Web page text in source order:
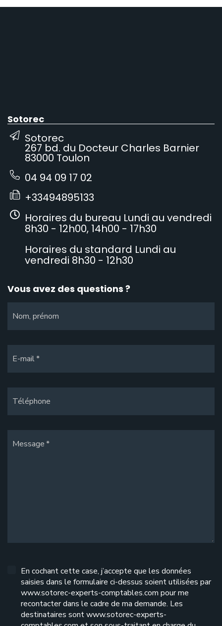
Sotorec
Sotorec
267 bd. du Docteur Charles Barnier
83000 Toulon
04 94 09 17 02
+33494895133
Horaires du bureau Lundi au vendredi
8h30 - 12h00, 14h00 - 17h30
Horaires du standard Lundi au
vendredi 8h30 - 12h30
Vous avez des questions ?
Nom, prénom
E-mail
Téléphone
Message
En cochant cette case, j’accepte que les données
saisies dans le formulaire ci-dessus soient utilisées par
www.sotorec-experts-comptables.com pour me
recontacter dans le cadre de ma demande. Les
destinataires sont www.sotorec-experts-